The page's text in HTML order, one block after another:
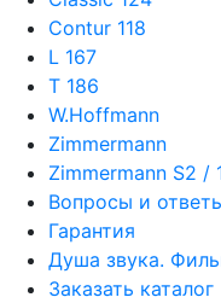
Contur 118
L 167
T 186
W.Hoffmann
Zimmermann
Zimmermann S2 /
Вопросы и
Гарантия
Душа звука.
Заказать каталог